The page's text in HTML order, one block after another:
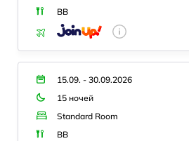
BB
15.09. - 30.09.2026
15 ночей
Standard Room
BB